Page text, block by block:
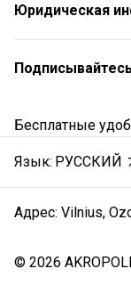
Aкции
Подарочная карта
Карьера
Цели в области
Политики
Юридическая
Правила
Политика
Правила
Защита
Запись звонков
Facebook
YouTube
Бесплатные
Язык: РУССКИЙ
Адрес: Vilnius,
© 2026